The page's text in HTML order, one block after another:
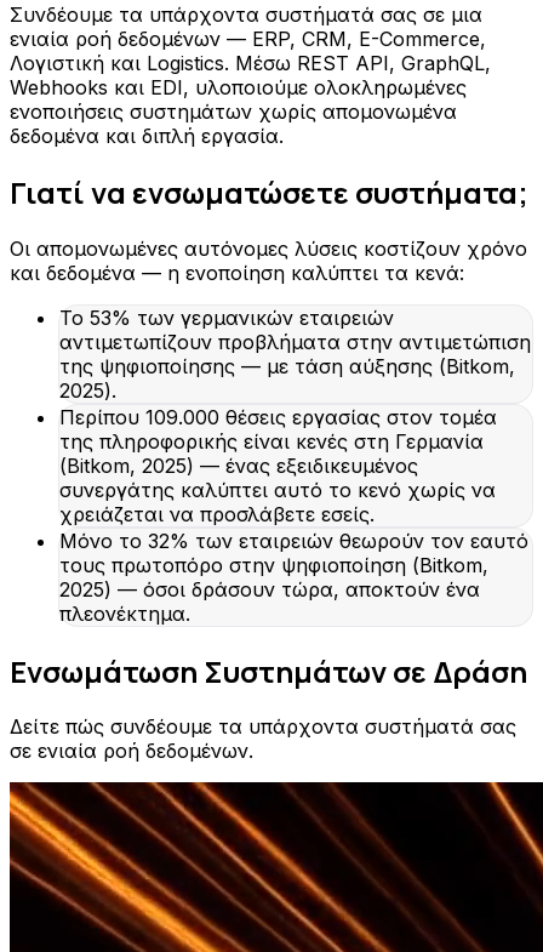
Συνδέουμε τα υπάρχοντα συστήματά σας σε μια
ενιαία ροή δεδομένων — ERP, CRM, E-Commerce,
Λογιστική και Logistics. Μέσω REST API, GraphQL,
Webhooks και EDI, υλοποιούμε ολοκληρωμένες
ενοποιήσεις συστημάτων χωρίς απομονωμένα
δεδομένα και διπλή εργασία.
Γιατί να ενσωματώσετε συστήματα;
Οι απομονωμένες αυτόνομες λύσεις κοστίζουν χρόνο
και δεδομένα — η ενοποίηση καλύπτει τα κενά:
Το 53% των γερμανικών εταιρειών
αντιμετωπίζουν προβλήματα στην αντιμετώπιση
της ψηφιοποίησης — με τάση αύξησης (Bitkom,
2025).
Περίπου 109.000 θέσεις εργασίας στον τομέα
της πληροφορικής είναι κενές στη Γερμανία
(Bitkom, 2025) — ένας εξειδικευμένος
συνεργάτης καλύπτει αυτό το κενό χωρίς να
χρειάζεται να προσλάβετε εσείς.
Μόνο το 32% των εταιρειών θεωρούν τον εαυτό
τους πρωτοπόρο στην ψηφιοποίηση (Bitkom,
2025) — όσοι δράσουν τώρα, αποκτούν ένα
πλεονέκτημα.
Ενσωμάτωση Συστημάτων σε Δράση
Δείτε πώς συνδέουμε τα υπάρχοντα συστήματά σας
σε ενιαία ροή δεδομένων.